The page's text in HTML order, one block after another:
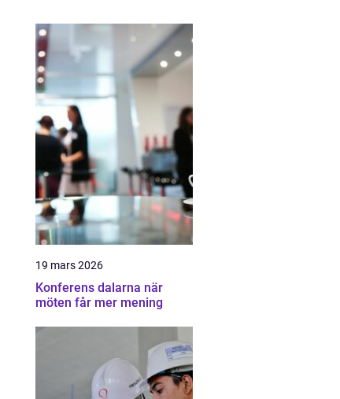
19 mars 2026
Konferens dalarna när
möten får mer mening